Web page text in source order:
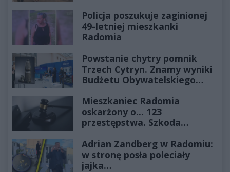
Policja poszukuje zaginionej
49-letniej mieszkanki
Radomia
Powstanie chytry pomnik
Trzech Cytryn. Znamy wyniki
Budżetu Obywatelskiego
Mieszkaniec Radomia
oskarżony o... 123
przestępstwa. Szkoda
złotych
Adrian Zandberg w Radomiu:
w stronę posła poleciały
jajka…